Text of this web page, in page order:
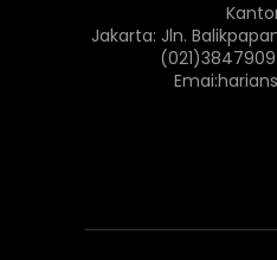
Jakarta: Jln.